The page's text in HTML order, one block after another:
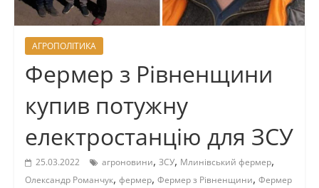
АГРОПОЛІТИКА
Фермер з Рівненщини
купив потужну
електростанцію для ЗСУ
25.03.2022 агроновини, ЗСУ, Млинівський фермер,
Олександр Романчук, фермер, Фермер з Рівненщини, Фермер